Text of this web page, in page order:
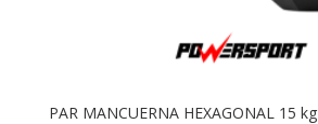
PAR MANCUERNA HEXAGONAL 15 kg